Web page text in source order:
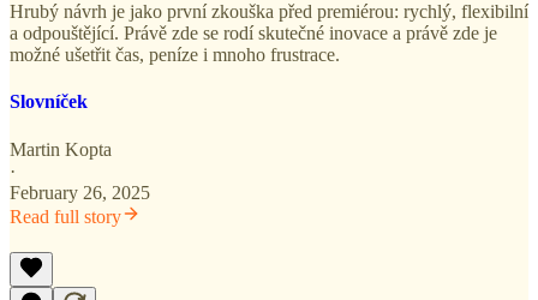
Hrubý návrh je jako první zkouška před premiérou: rychlý, flexibilní
a odpouštějící. Právě zde se rodí skutečné inovace a právě zde je
možné ušetřit čas, peníze i mnoho frustrace.
Slovníček
Martin Kopta
·
February 26, 2025
Read full story